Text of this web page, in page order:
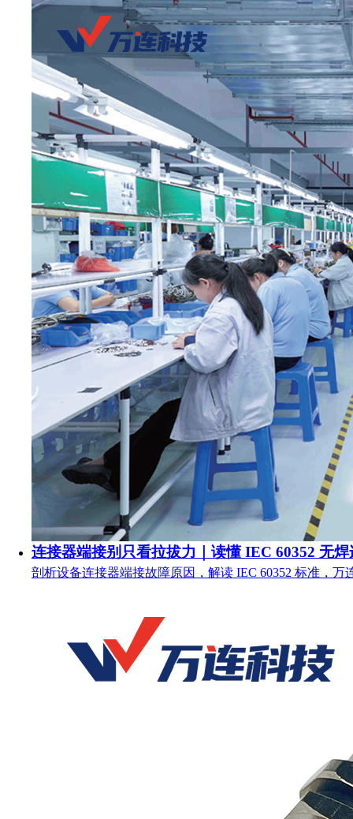
连接器端接别只看拉拔力｜读懂 IEC 60352 无
剖析设备连接器端接故障原因，解读 IEC 60352 标准，